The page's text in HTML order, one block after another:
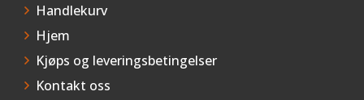
Handlekurv
Hjem
Kjøps og leveringsbetingelser
Kontakt oss